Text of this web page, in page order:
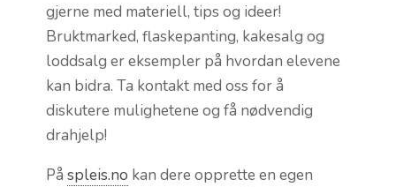
gjerne med materiell, tips og ideer!
Bruktmarked, flaskepanting, kakesalg og
loddsalg er eksempler på hvordan elevene
kan bidra. Ta kontakt med oss for å
diskutere mulighetene og få nødvendig
drahjelp!
På spleis.no kan dere opprette en egen